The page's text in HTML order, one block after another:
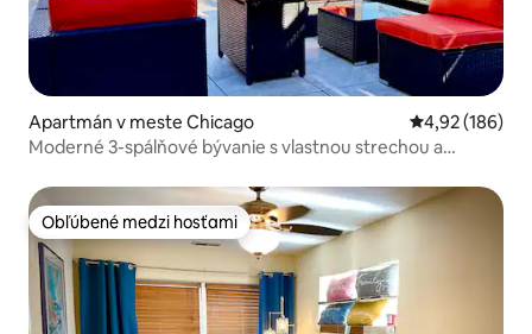
Apartmán v meste Chicago Priemerné
4,92 (186)
Moderné 3-spálňové bývanie s vlastnou strechou a
Obľúbené medzi hosťami
Obľúbené medzi hosťami